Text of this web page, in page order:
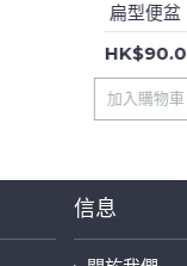
扁型便盆
HK$90.0
加入購物車
信息